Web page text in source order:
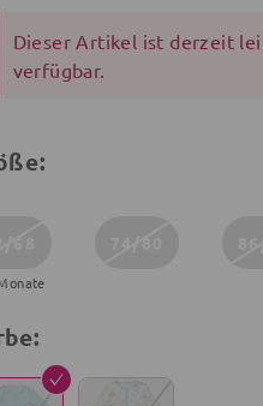
Dieser Artikel ist derzeit
verfügbar.